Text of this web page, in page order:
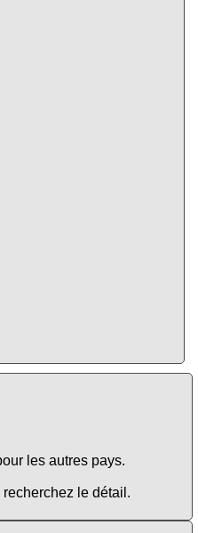
les autres pays.
le détail.